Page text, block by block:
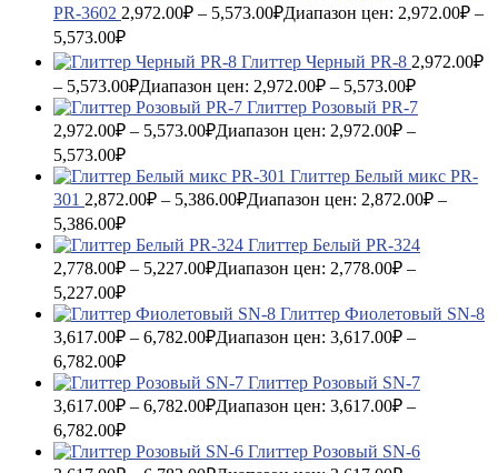
PR-3602 2,972.00₽ – 5,573.00₽Диапазон цен: 2,972.00₽ –
5,573.00₽
Глиттер Черный PR-8 2,972.00₽
– 5,573.00₽Диапазон цен: 2,972.00₽ – 5,573.00₽
Глиттер Розовый PR-7
2,972.00₽ – 5,573.00₽Диапазон цен: 2,972.00₽ –
5,573.00₽
Глиттер Белый микс PR-
301 2,872.00₽ – 5,386.00₽Диапазон цен: 2,872.00₽ –
5,386.00₽
Глиттер Белый PR-324
2,778.00₽ – 5,227.00₽Диапазон цен: 2,778.00₽ –
5,227.00₽
Глиттер Фиолетовый SN-8
3,617.00₽ – 6,782.00₽Диапазон цен: 3,617.00₽ –
6,782.00₽
Глиттер Розовый SN-7
3,617.00₽ – 6,782.00₽Диапазон цен: 3,617.00₽ –
6,782.00₽
Глиттер Розовый SN-6